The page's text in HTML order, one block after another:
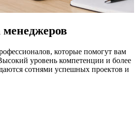
которые помогут вам
уровень компетенции и более
сотнями успешных проектов и